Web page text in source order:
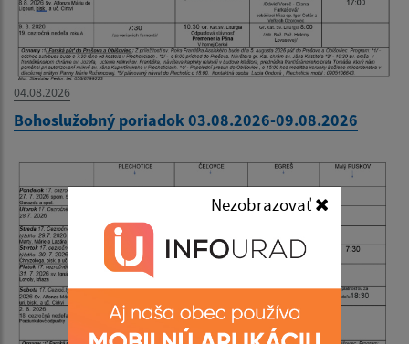
Nezobrazovať
04.08.2026
Bohoslužobný poriadok 03.08.2026-09.08.2026